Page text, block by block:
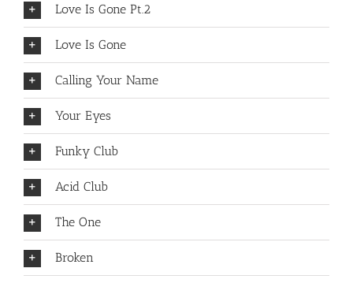
Love Is Gone Pt.2
Love Is Gone
Calling Your Name
Your Eyes
Funky Club
Acid Club
The One
Broken